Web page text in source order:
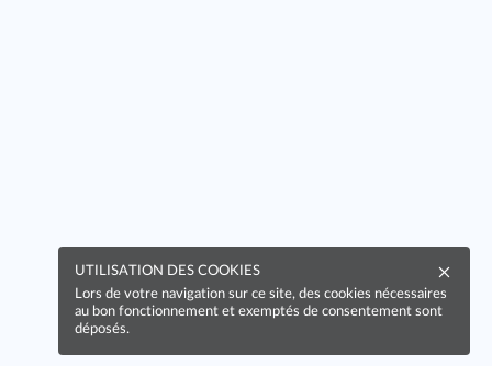
UTILISATION DES COOKIES
Lors de votre navigation sur ce site, des cookies nécessaires
au bon fonctionnement et exemptés de consentement sont
déposés.